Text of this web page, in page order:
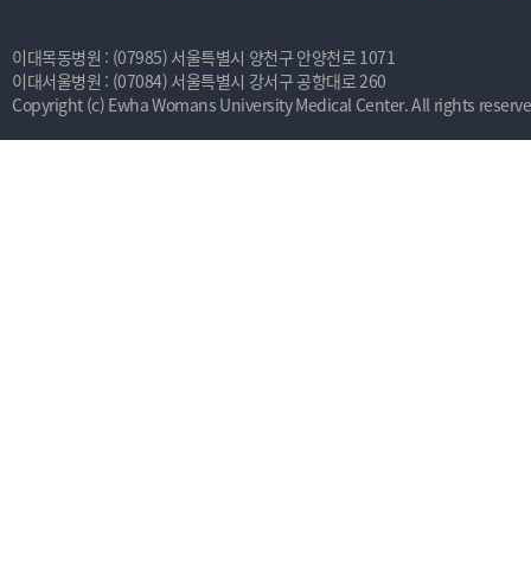
이대목동병원 : (07985) 서울특별시 양천구 안양천로 1071
이대서울병원 : (07084) 서울특별시 강서구 공항대로 260
Copyright (c) Ewha Womans University Medical Center. All rights